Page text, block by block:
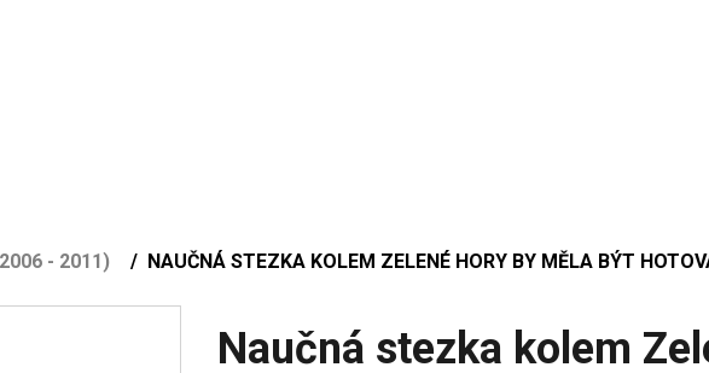
- 2011) NAUČNÁ STEZKA KOLEM ZELENÉ HORY BY MĚLA BÝT
Naučná stezka kolem